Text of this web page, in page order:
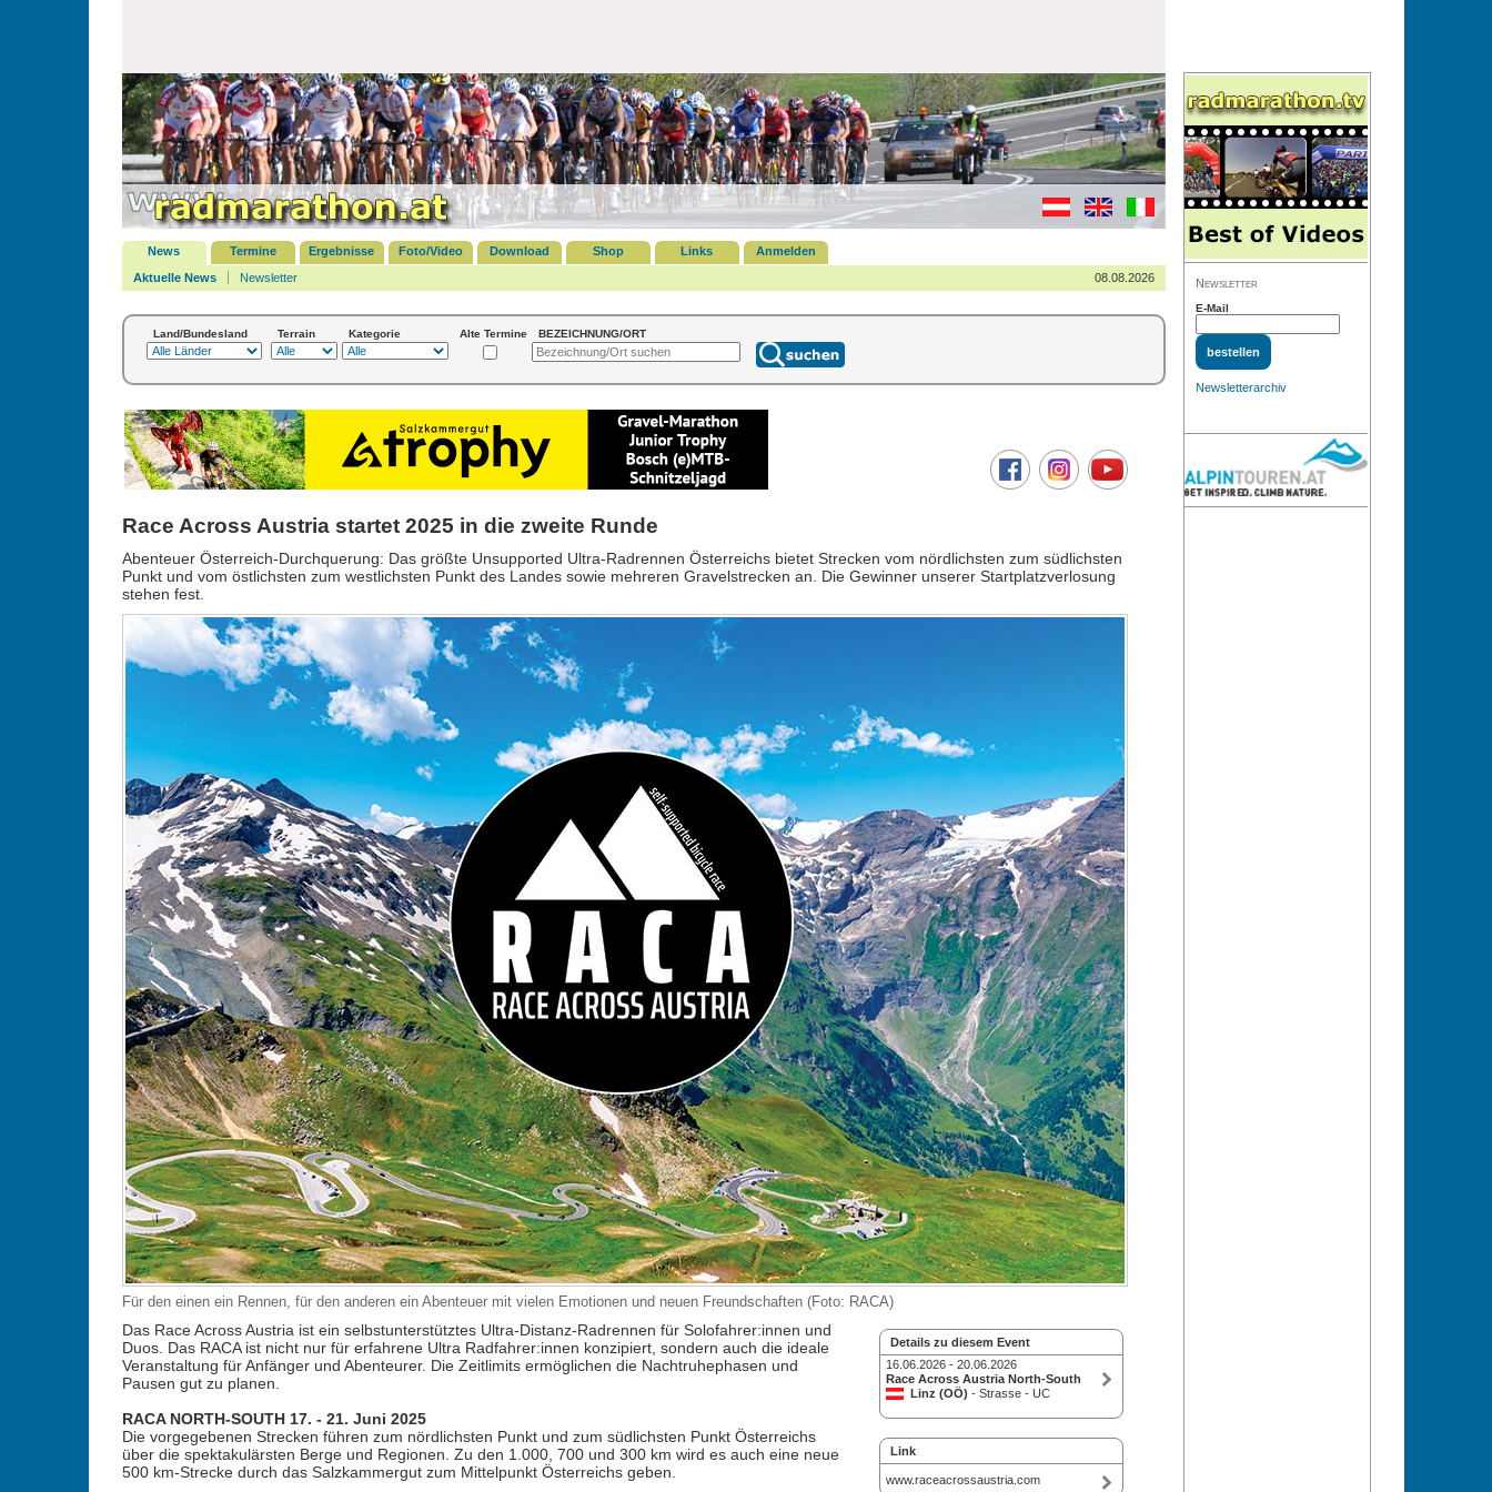
News Termine Ergebnisse Foto/Video Download Shop Links
Anmelden
Aktuelle News
Newsletter 08.08.2026
Land/Bundesland Terrain Kategorie Alte Termine BEZEICHNUNG/ORT
Race Across Austria startet 2025 in die zweite Runde
Abenteuer Österreich-Durchquerung: Das größte Unsupported Ultra-Radrennen Österreichs bietet Strecken vom nördlichsten zum südlichsten
Punkt und vom östlichsten zum westlichsten Punkt des Landes sowie mehreren Gravelstrecken an. Die Gewinner unserer Startplatzverlosung
stehen fest.
Für den einen ein Rennen, für den anderen ein Abenteuer mit vielen Emotionen und neuen Freundschaften (Foto: RACA)
Details zu diesem Event
16.06.2026 - 20.06.2026
Race Across Austria North-South
Linz (OÖ) - Strasse - UC
Link
www.raceacrossaustria.com
Das Race Across Austria ist ein selbstunterstütztes Ultra-Distanz-Radrennen für Solofahrer:innen und
Duos. Das RACA ist nicht nur für erfahrene Ultra Radfahrer:innen konzipiert, sondern auch die ideale
Veranstaltung für Anfänger und Abenteurer. Die Zeitlimits ermöglichen die Nachtruhephasen und
Pausen gut zu planen.
RACA NORTH-SOUTH 17. - 21. Juni 2025
Die vorgegebenen Strecken führen zum nördlichsten Punkt und zum südlichsten Punkt Österreichs
über die spektakulärsten Berge und Regionen. Zu den 1.000, 700 und 300 km wird es auch eine neue
500 km-Strecke durch das Salzkammergut zum Mittelpunkt Österreichs geben.
Newsletter
E-Mail
Newsletterarchiv